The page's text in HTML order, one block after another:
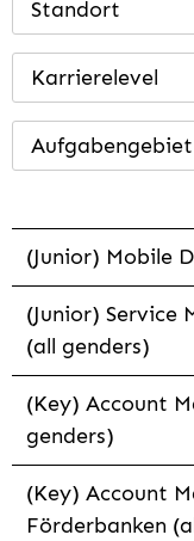
Standort
Karrierelevel
Aufgabengebiet
(Junior) Mobile
(Junior) Service
(all genders)
(Key) Account
genders)
(Key) Account
Förderbanken